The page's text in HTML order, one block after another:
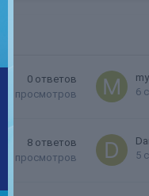
0 ответов
просмотров
6
8 ответов
просмотров
5